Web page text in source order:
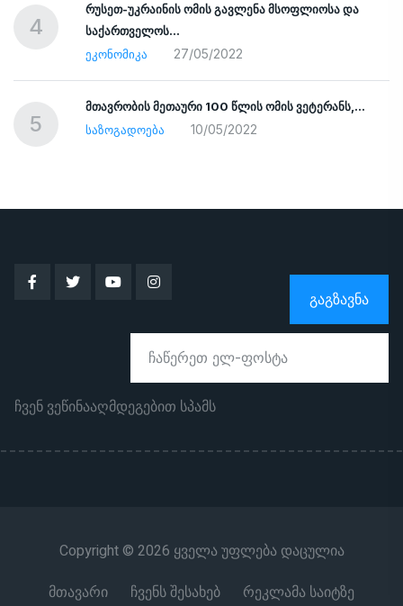
4
რუსეთ-უკრაინის ომის გავლენა მსოფლიოსა და
საქართველოს…
ᲔᲙᲝᲜᲝᲛᲘᲙᲐ
27/05/2022
5
მთავრობის მეთაური 100 წლის ომის ვეტერანს,…
ᲡᲐᲖᲝᲒᲐᲓᲝᲔᲑᲐ
10/05/2022
ᲒᲐᲒᲖᲐᲕᲜᲐ
ჩვენ ვეწინააღმდეგებით სპამს
Copyright © 2026 ყველა უფლება დაცულია
მთავარი
ჩვენს შესახებ
რეკლამა საიტზე